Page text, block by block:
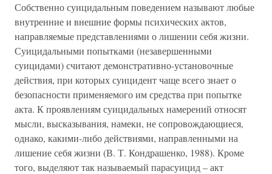
Собственно суицидальным поведением называют любые
внутренние и внешние формы психических актов,
направляемые представлениями о лишении себя жизни.
Суицидальными попытками (незавершенными
суицидами) считают демонстративно-установочные
действия, при которых суицидент чаще всего знает о
безопасности применяемого им средства при попытке
акта. К проявлениям суицидальных намерений относят
мысли, высказывания, намеки, не сопровождающиеся,
однако, какими-либо действиями, направленными на
лишение себя жизни (В. Т. Кондрашенко, 1988). Кроме
того, выделяют так называемый парасуицид – акт